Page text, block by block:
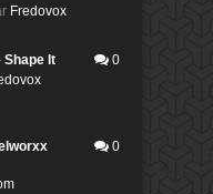
Fredovox
Shape It
0
0